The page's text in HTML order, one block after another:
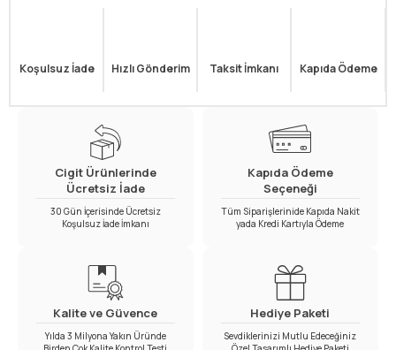
Koşulsuz İade Hızlı Gönderim Taksit İmkanı Kapıda Ödeme
Cigit Ürünlerinde
Ücretsiz İade
30 Gün İçerisinde Ücretsiz
Koşulsuz İade İmkanı
Kapıda Ödeme
Seçeneği
Tüm Siparişlerinide Kapıda Nakit
yada Kredi Kartıyla Ödeme
Kalite ve Güvence
Yılda 3 Milyona Yakın Üründe
Hediye Paketi
Sevdiklerinizi Mutlu Edeceğiniz